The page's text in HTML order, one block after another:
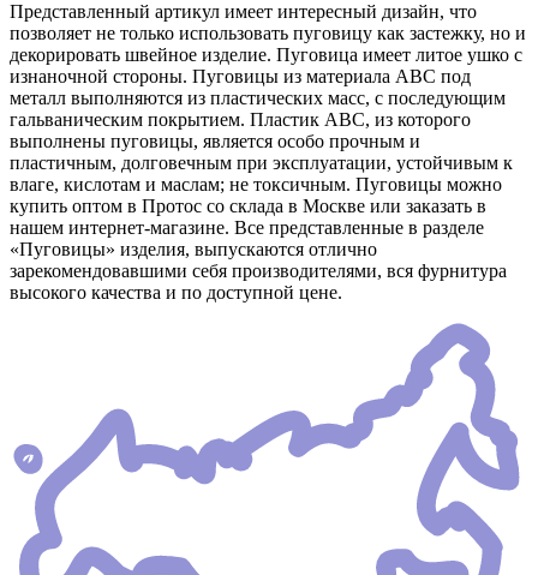
Представленный артикул имеет интересный дизайн, что
позволяет не только использовать пуговицу как застежку, но и
декорировать швейное изделие. Пуговица имеет литое ушко с
изнаночной стороны. Пуговицы из материала АВС под
металл выполняются из пластических масс, с последующим
гальваническим покрытием. Пластик АВС, из которого
выполнены пуговицы, является особо прочным и
пластичным, долговечным при эксплуатации, устойчивым к
влаге, кислотам и маслам; не токсичным. Пуговицы можно
купить оптом в Протос со склада в Москве или заказать в
нашем интернет-магазине. Все представленные в разделе
«Пуговицы» изделия, выпускаются отлично
зарекомендовавшими себя производителями, вся фурнитура
высокого качества и по доступной цене.